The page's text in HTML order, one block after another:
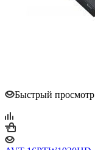
Быстрый просмотр